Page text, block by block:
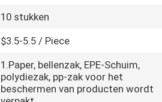
10 stukken
$3.5-5.5 / Piece
1.Paper, bellenzak, EPE-Schuim,
polydiezak, pp-zak voor het
beschermen van producten wordt